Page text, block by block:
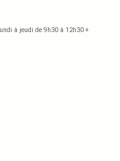
à jeudi de 9h30 à 12h30 +